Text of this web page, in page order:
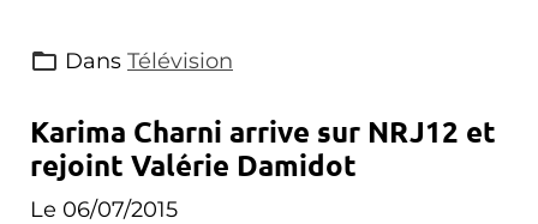
Dans Télévision
Karima Charni arrive sur NRJ12 et
rejoint Valérie Damidot
Le 06/07/2015